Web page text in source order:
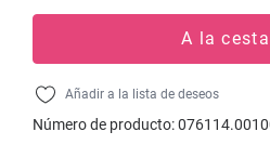
A la cesta
Añadir a la lista de deseos
Número de producto: